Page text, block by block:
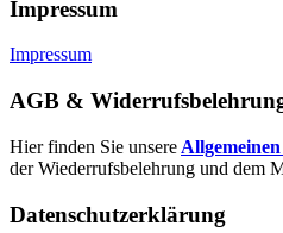
Impressum
Impressum
AGB &
Hier finden Sie unsere
der Wiederrufsbelehrung und dem
Datenschutzerklärung